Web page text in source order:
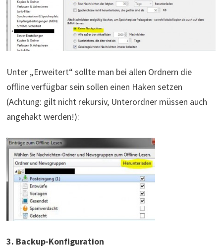
Unter „Erweitert“ sollte man bei allen Ordnern die
offline verfügbar sein sollen einen Haken setzen
(Achtung: gilt nicht rekursiv, Unterordner müssen auch
angehakt werden!):
3. Backup-Konfiguration